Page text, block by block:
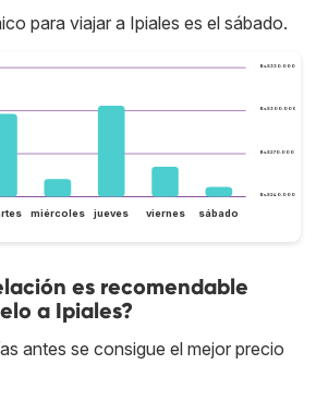
para viajar a Ipiales es el sábado.
Bs.S240.000
Bs.S270.000
Bs.S300.000
Bs.S330.000
miércoles jueves viernes sábado
es recomendable
a Ipiales?
antes se consigue el mejor precio